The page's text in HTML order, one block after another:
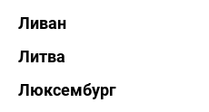
Ливан
Литва
Люксембург